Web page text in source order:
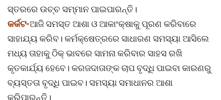
ସ୍ତରରେ ଉଚ୍ଚ ସମ୍ମାନ ପାଇପାରନ୍ତି।
କର୍କଟ-ଆଜି ସମସ୍ତ ଆଶା ଓ ଆକାଂକ୍ଷାକୁ ପୂରଣ କରିବାରେ
ସାହାଯ୍ୟ କରିବ। କର୍ମକ୍ଷେତ୍ରରେ ସାଧାରଣ ସମସ୍ୟା ଆସିଲେ
ମଧ୍ୟ ତାହାକୁ ଠିକ୍ ଭାବରେ ସାମନା କରିବାର ସାହସ ରଖି
କୃତକାର୍ଯ୍ୟ ହେବେ। କରଜଦାତାଙ୍କ ଚାପ ବୃଦ୍ଧି ପାଇବା କାରଣରୁ
ବ୍ୟସ୍ତତା ବୃଦ୍ଧି ପାଇବ। ସମସ୍ୟା ସମାଧାନର ଆଶା
କରିପାରନ୍ତି।